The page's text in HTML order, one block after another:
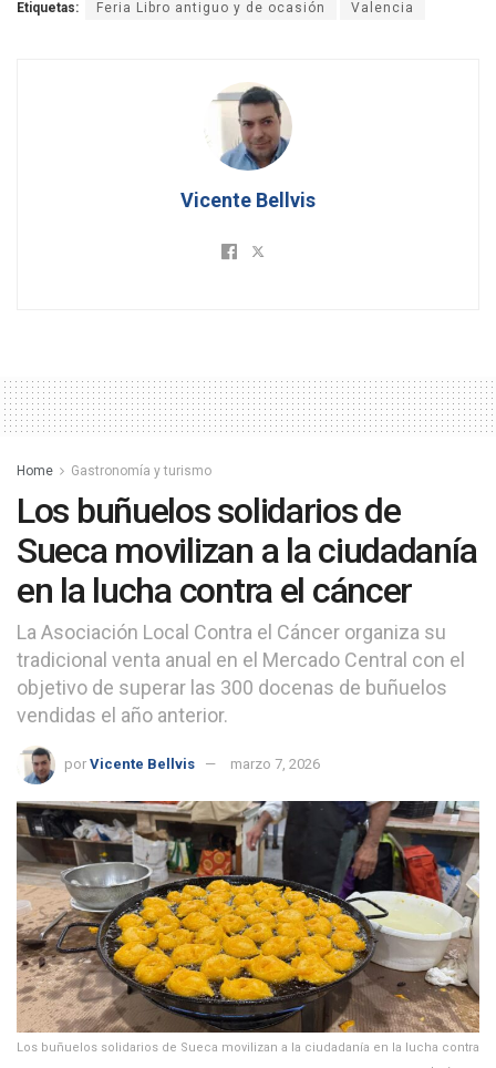
Etiquetas: Feria Libro antiguo y de ocasión Valencia
Vicente Bellvis
Home Gastronomía y turismo
Los buñuelos solidarios de
Sueca movilizan a la ciudadanía
en la lucha contra el cáncer
La Asociación Local Contra el Cáncer organiza su
tradicional venta anual en el Mercado Central con el
objetivo de superar las 300 docenas de buñuelos
vendidas el año anterior.
por Vicente Bellvis marzo 7, 2026
Los buñuelos solidarios de Sueca movilizan a la ciudadanía en la lucha contra